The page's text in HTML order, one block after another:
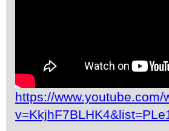
https://www.youtube.com/